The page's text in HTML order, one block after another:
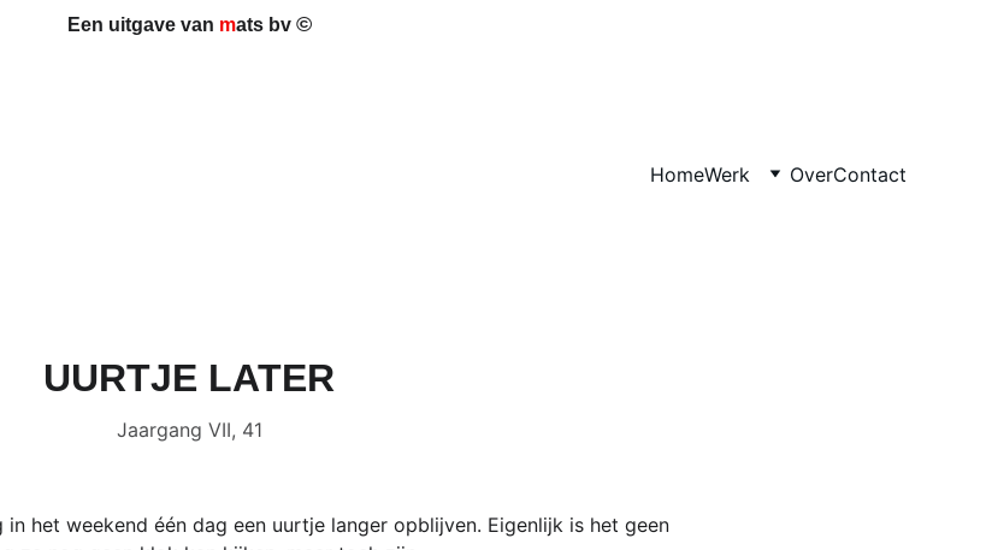
Een uitgave van mats bv ©
HomeWerk OverContact
UURTJE LATER
Jaargang VII, 41
het weekend één dag een uurtje langer opblijven. Eigenlijk is het geen